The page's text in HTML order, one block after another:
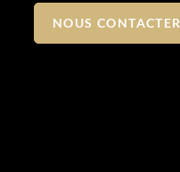
NOUS CONTACTER